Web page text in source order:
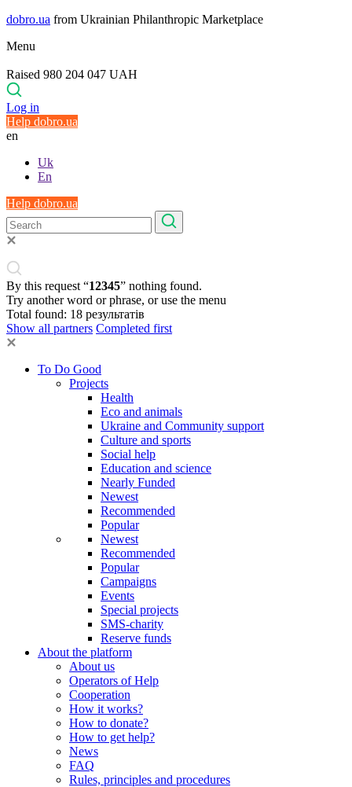
dobro.ua from Ukrainian Philanthropic Marketplace
Menu
Raised 980 204 047 UAH
Log in
Help dobro.ua
en
Uk
En
Help dobro.ua
By this request “12345” nothing found.
Try another word or phrase, or use the menu
Total found: 18 результатів
Show all partners Completed first
To Do Good
Projects
Health
Eco and animals
Ukraine and Community support
Culture and sports
Social help
Education and science
Nearly Funded
Newest
Recommended
Popular
Newest
Recommended
Popular
Campaigns
Events
Special projects
SMS-charity
Reserve funds
About the platform
About us
Operators of Help
Cooperation
How it works?
How to donate?
How to get help?
News
FAQ
Rules, principles and procedures